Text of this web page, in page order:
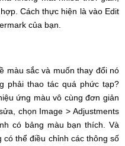
Cách thực hiện là vào Edit
của bạn.
màu sắc và muốn thay đổi nó
phải thao tác quá phức tạp?
ứng màu vô cùng đơn giản
chọn Image > Adjustments
có bảng màu bạn thích. Và
có thể điều chỉnh các thông số